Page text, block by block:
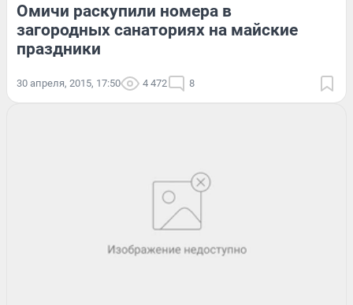
Омичи раскупили номера в
загородных санаториях на майские
праздники
30 апреля, 2015, 17:50 4 472 8